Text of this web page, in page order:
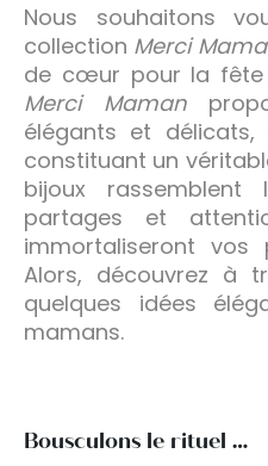
Nous souhaitons
collection Merci
de cœur pour la fête
Merci Maman
élégants et
constituant un
bijoux
partages et
immortaliseront vos
Alors, découvrez à
quelques idées
mamans.
Bousculons le rituel …